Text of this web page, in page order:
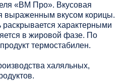
«ВМ Про». Вкусовая
выраженным вкусом корицы.
характерными
в жировой фазе. По
термостабилен.
халяльных,